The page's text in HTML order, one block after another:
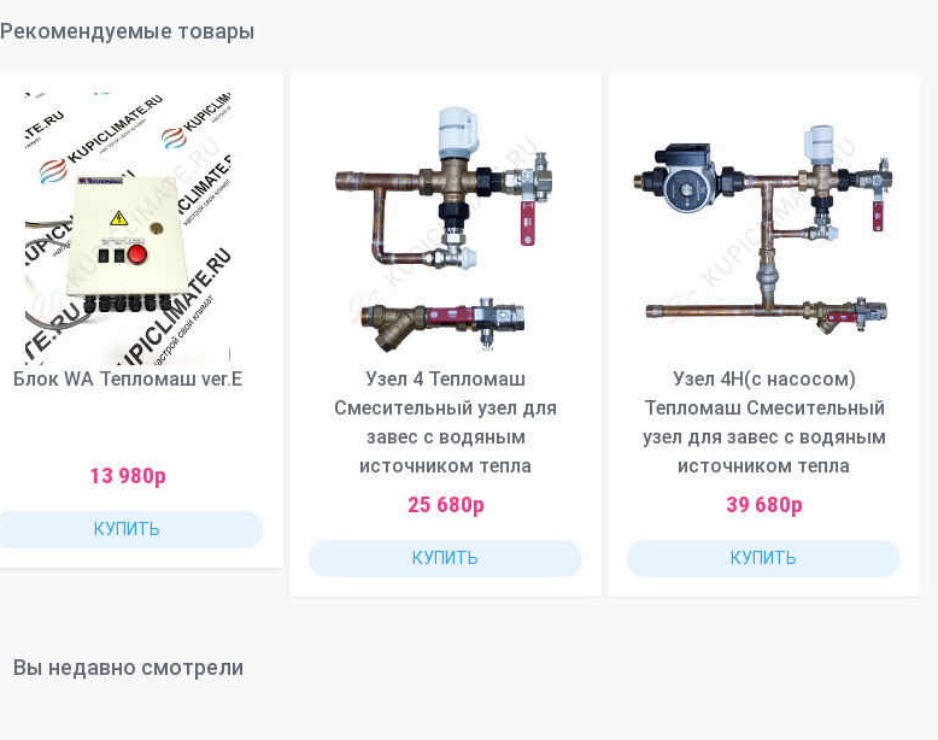
Рекомендуемые товары
Блок WA Тепломаш ver.E
13 980р
КУПИТЬ
Узел 4 Тепломаш
Смесительный узел для
завес с водяным
источником тепла
25 680р
КУПИТЬ
Узел 4Н(с насосом)
Тепломаш Смесительный
узел для завес с водяным
источником тепла
39 680р
КУПИТЬ
Вы недавно смотрели